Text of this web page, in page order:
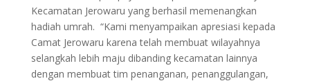
Kecamatan Jerowaru yang berhasil memenangkan
hadiah umrah. “Kami menyampaikan apresiasi kepada
Camat Jerowaru karena telah membuat wilayahnya
selangkah lebih maju dibanding kecamatan lainnya
dengan membuat tim penanganan, penanggulangan,